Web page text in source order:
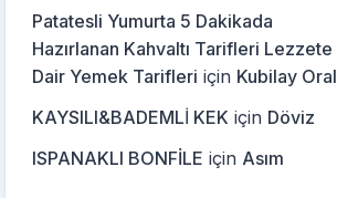
Patatesli Yumurta 5 Dakikada
Hazırlanan Kahvaltı Tarifleri Lezzete
Dair Yemek Tarifleri için Kubilay Oral
KAYSILI&BADEMLİ KEK için Döviz
ISPANAKLI BONFİLE için Asım